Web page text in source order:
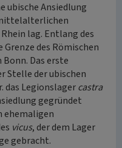
ubische Ansiedlung
lag. Entlang des
des Römischen
Das erste
Stelle der ubischen
das Legionslagercastra
gegründet
ehemaligen
vicus, der dem Lager
gebracht.